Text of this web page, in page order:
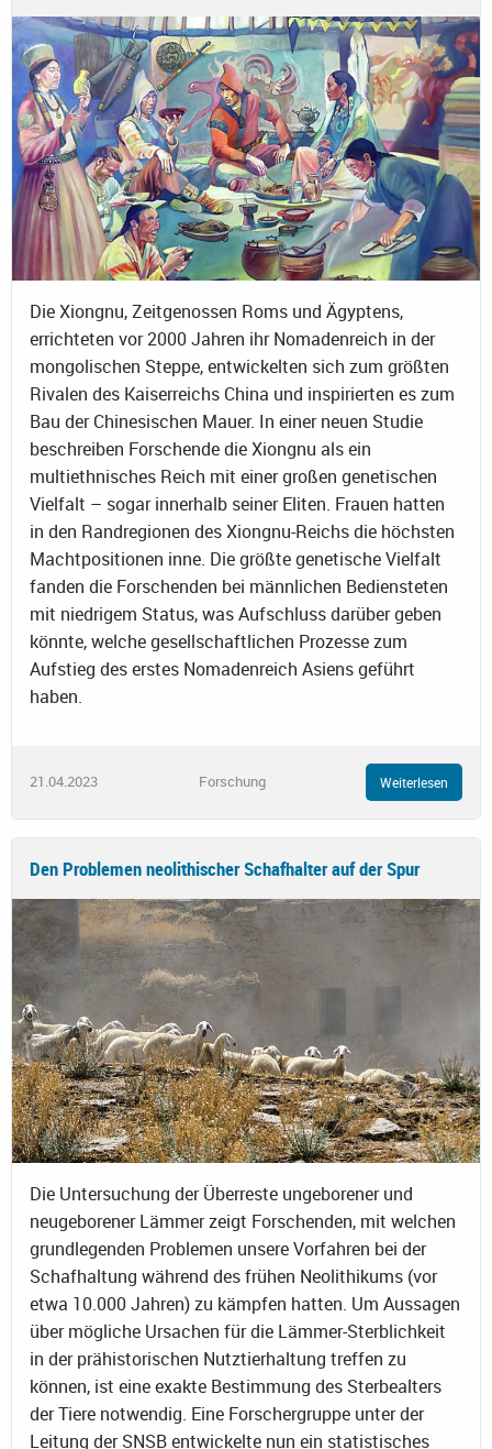
Die Xiongnu, Zeitgenossen Roms und Ägyptens,
errichteten vor 2000 Jahren ihr Nomadenreich in der
mongolischen Steppe, entwickelten sich zum größten
Rivalen des Kaiserreichs China und inspirierten es zum
Bau der Chinesischen Mauer. In einer neuen Studie
beschreiben Forschende die Xiongnu als ein
multiethnisches Reich mit einer großen genetischen
Vielfalt – sogar innerhalb seiner Eliten. Frauen hatten
in den Randregionen des Xiongnu-Reichs die höchsten
Machtpositionen inne. Die größte genetische Vielfalt
fanden die Forschenden bei männlichen Bediensteten
mit niedrigem Status, was Aufschluss darüber geben
könnte, welche gesellschaftlichen Prozesse zum
Aufstieg des erstes Nomadenreich Asiens geführt
haben.
21.04.2023 Forschung Weiterlesen
Den Problemen neolithischer Schafhalter auf der Spur
Die Untersuchung der Überreste ungeborener und
neugeborener Lämmer zeigt Forschenden, mit welchen
grundlegenden Problemen unsere Vorfahren bei der
Schafhaltung während des frühen Neolithikums (vor
etwa 10.000 Jahren) zu kämpfen hatten. Um Aussagen
über mögliche Ursachen für die Lämmer-Sterblichkeit
in der prähistorischen Nutztierhaltung treffen zu
können, ist eine exakte Bestimmung des Sterbealters
der Tiere notwendig. Eine Forschergruppe unter der
Leitung der SNSB entwickelte nun ein statistisches